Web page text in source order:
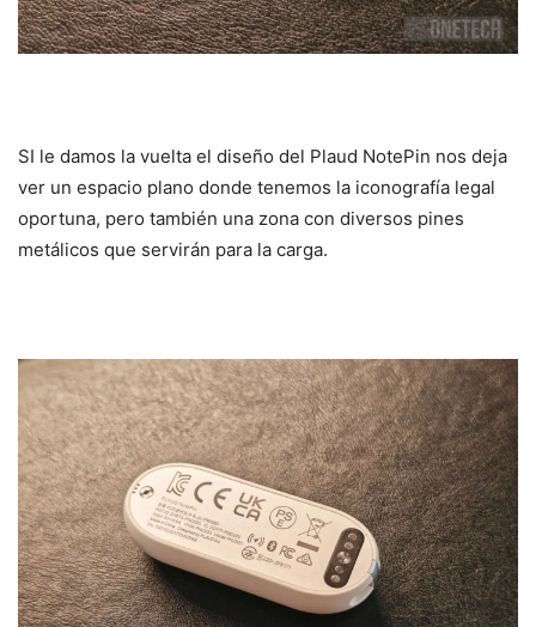
SI le damos la vuelta el diseño del Plaud NotePin nos deja
ver un espacio plano donde tenemos la iconografía legal
oportuna, pero también una zona con diversos pines
metálicos que servirán para la carga.